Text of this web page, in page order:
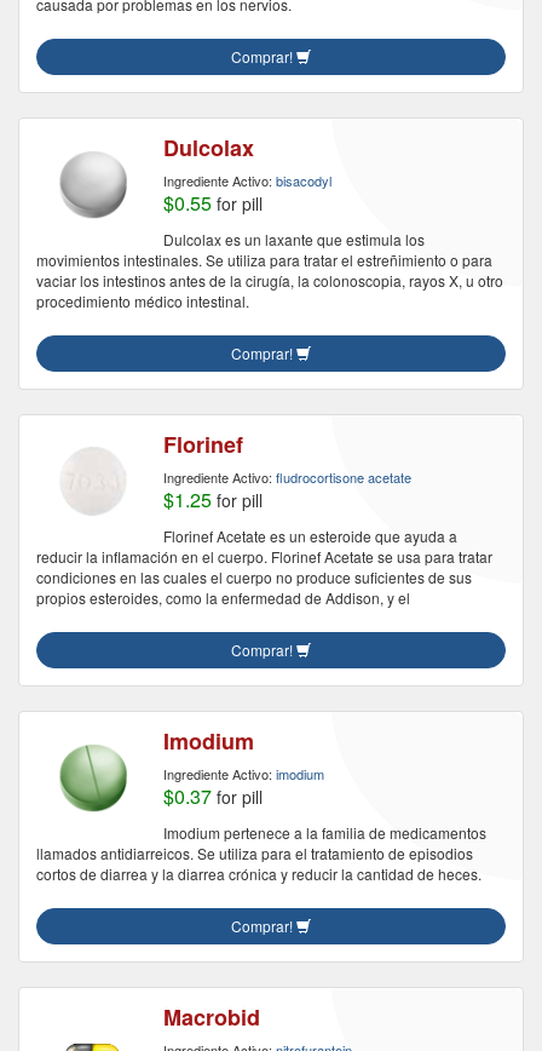
causada por problemas en los nervios.
Comprar!
Dulcolax
Ingrediente Activo: bisacodyl
$0.55 for pill
Dulcolax es un laxante que estimula los
movimientos intestinales. Se utiliza para tratar el estreñimiento o para
vaciar los intestinos antes de la cirugía, la colonoscopia, rayos X, u otro
procedimiento médico intestinal.
Comprar!
Florinef
Ingrediente Activo: fludrocortisone acetate
$1.25 for pill
Florinef Acetate es un esteroide que ayuda a
reducir la inflamación en el cuerpo. Florinef Acetate se usa para tratar
condiciones en las cuales el cuerpo no produce suficientes de sus
propios esteroides, como la enfermedad de Addison, y el
Comprar!
Imodium
Ingrediente Activo: imodium
$0.37 for pill
Imodium pertenece a la familia de medicamentos
llamados antidiarreicos. Se utiliza para el tratamiento de episodios
cortos de diarrea y la diarrea crónica y reducir la cantidad de heces.
Comprar!
Macrobid